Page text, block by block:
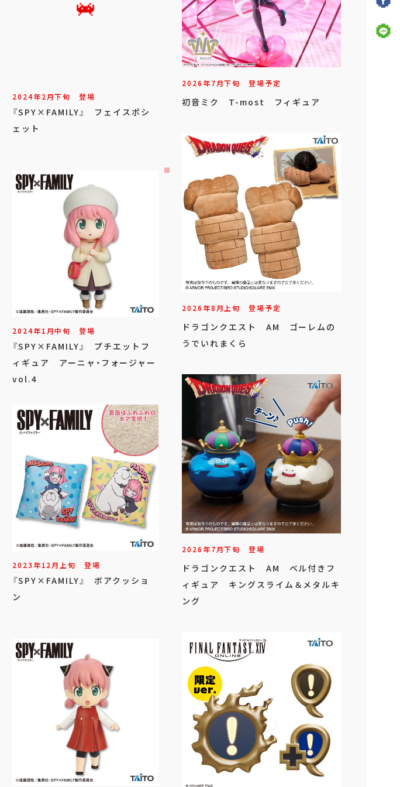
2024年2月下旬 登場
『SPY×FAMILY』 フェイスポシ
ェット
2024年1月中旬 登場
『SPY×FAMILY』 プチエットフ
ィギュア アーニャ・フォージャー
vol.4
2023年12月上旬 登場
『SPY×FAMILY』 ボアクッショ
ン
2026年7月下旬 登場予定
初音ミク T-most フィギュア
2026年8月上旬 登場予定
ドラゴンクエスト AM ゴーレムの
うでいれまくら
2026年7月下旬 登場
ドラゴンクエスト AM ベル付きフ
ィギュア キングスライム＆メタルキ
ング